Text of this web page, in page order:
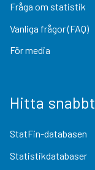
Fråga om statistik
Vanliga frågor (FAQ)
För media
Hitta snabbt
StatFin-databasen
Statistikdatabaser